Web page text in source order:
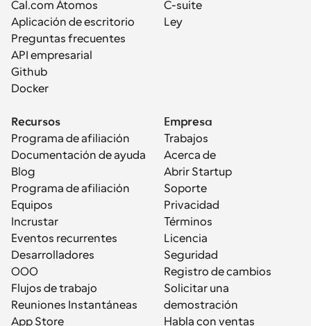
Cal.com Átomos
Aplicación de escritorio
Preguntas frecuentes
API empresarial
Github
Docker
C-suite
Ley
Recursos
Programa de afiliación
Documentación de ayuda
Blog
Programa de afiliación
Equipos
Incrustar
Eventos recurrentes
Desarrolladores
OOO
Flujos de trabajo
Reuniones Instantáneas
App Store
Empresa
Trabajos
Acerca de
Abrir Startup
Soporte
Privacidad
Términos
Licencia
Seguridad
Registro de cambios
Solicitar una
demostración
Habla con ventas